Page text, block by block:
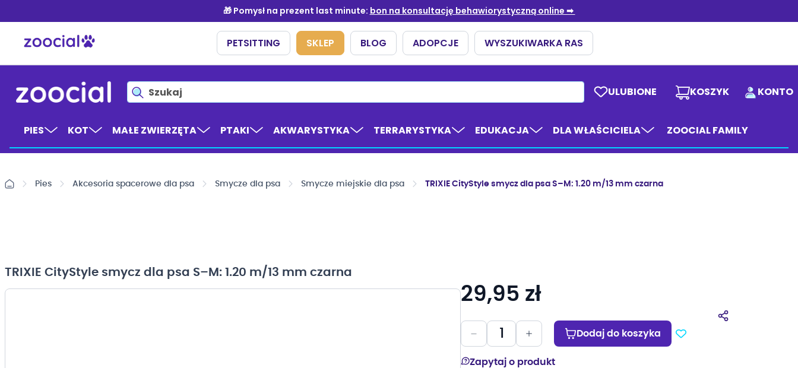
treści
KOSZYK
ULUBIONE KONTO
PIES KOT MAŁE ZWIERZĘTA PTAKI AKWARYSTYKA TERRARYSTYKA EDUKACJA DLA WŁAŚCICIELA ZOOCIAL FAMILY
Pies Akcesoria spacerowe dla psa Smycze dla psa Smycze miejskie dla psa TRIXIE CityStyle smycz dla psa S–M: 1.20 m/13 mm czarna
29,95 zł
Dodaj do koszyka
Zapytaj o produkt
TRIXIE CityStyle smycz dla psa S–M: 1.20 m/13 mm czarna
Przejdź